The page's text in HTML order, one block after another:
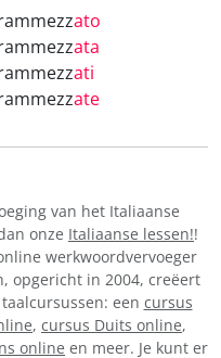
ato
ata
ati
ate
van het Italiaanse
onze Italiaanse lessen!!
werkwoordvervoeger
opgericht in 2004, creëert
een cursus
, cursus Duits online,
online en meer. Je kunt er